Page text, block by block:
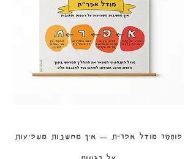
פוסטר מודל אפר"ת – איך מחשבות משפיעות